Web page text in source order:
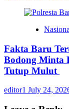
Fakta Baru
Bodong Minta
Tutup Mulut
editor1 July 24,